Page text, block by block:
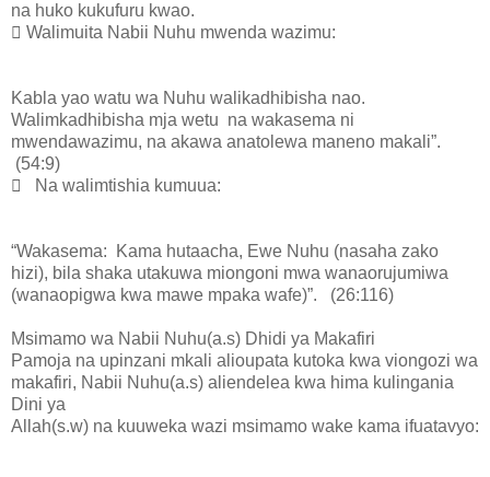
na huko kukufuru kwao.
 Walimuita Nabii Nuhu mwenda wazimu:
Kabla yao watu wa Nuhu walikadhibisha nao.
Walimkadhibisha mja wetu na wakasema ni
mwendawazimu, na akawa anatolewa maneno makali”.
(54:9)
 Na walimtishia kumuua:
“Wakasema: Kama hutaacha, Ewe Nuhu (nasaha zako
hizi), bila shaka utakuwa miongoni mwa wanaorujumiwa
(wanaopigwa kwa mawe mpaka wafe)”. (26:116)
Msimamo wa Nabii Nuhu(a.s) Dhidi ya Makafiri
Pamoja na upinzani mkali alioupata kutoka kwa viongozi wa
makafiri, Nabii Nuhu(a.s) aliendelea kwa hima kulingania
Dini ya
Allah(s.w) na kuuweka wazi msimamo wake kama ifuatavyo: